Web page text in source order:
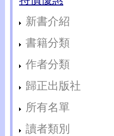
新書介紹
書籍分類
作者分類
歸正出版社
所有名單
讀者類別